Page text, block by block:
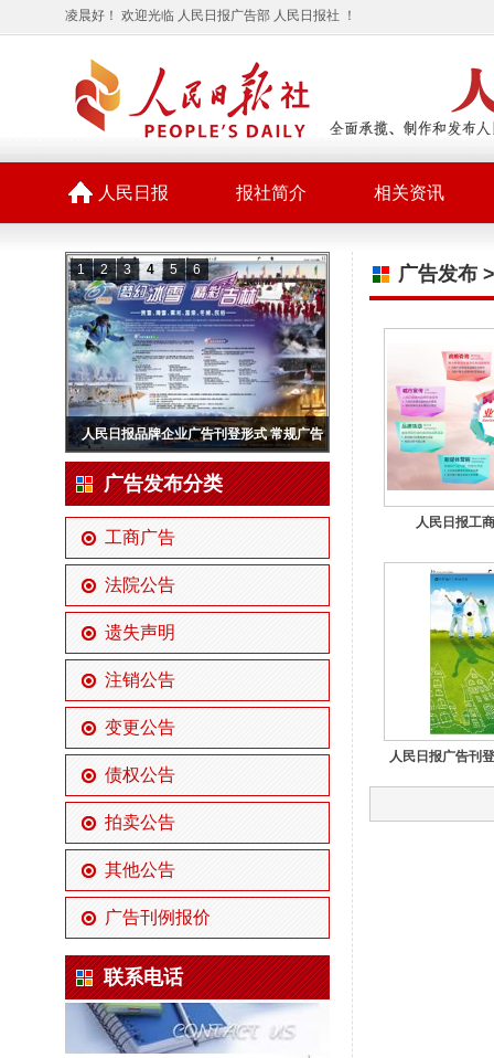
凌晨好！ 欢迎光临 人民日报广告部 人民日报社 ！
人民日报 报社简介 相关资讯
人民日报品牌企业广告刊登形式 常规广告
1 2 3 4 5 6
广告发布分类
工商广告
法院公告
遗失声明
注销公告
变更公告
债权公告
拍卖公告
其他公告
广告刊例报价
联系电话
广告发布
人民日报工
人民日报广告刊